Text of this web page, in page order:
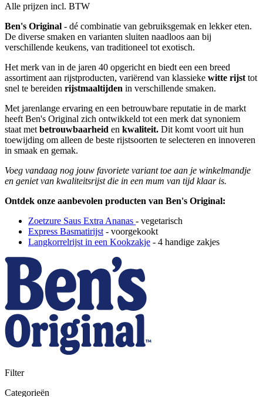
Alle prijzen incl. BTW
Ben's Original - dé combinatie van gebruiksgemak en lekker eten.
De diverse smaken en varianten sluiten naadloos aan bij
verschillende keukens, van traditioneel tot exotisch.
Het merk van in de jaren 40 opgericht en biedt een een breed
assortiment aan rijstproducten, variërend van klassieke witte rijst tot
snel te bereiden rijstmaaltijden in verschillende smaken.
Met jarenlange ervaring en een betrouwbare reputatie in de markt
heeft Ben's Original zich ontwikkeld tot een merk dat synoniem
staat met betrouwbaarheid en kwaliteit. Dit komt voort uit hun
toewijding om alleen de beste rijstsoorten te selecteren en innoveren
in smaak en gemak.
Voeg vandaag nog jouw favoriete variant toe aan je winkelmandje
en geniet van kwaliteitsrijst die in een mum van tijd klaar is.
Ontdek onze aanbevolen producten van Ben's Original:
Zoetzure Saus Extra Ananas - vegetarisch
Express Basmatirijst - voorgekookt
Langkorrelrijst in een Kookzakje - 4 handige zakjes
Filter
Categorieën